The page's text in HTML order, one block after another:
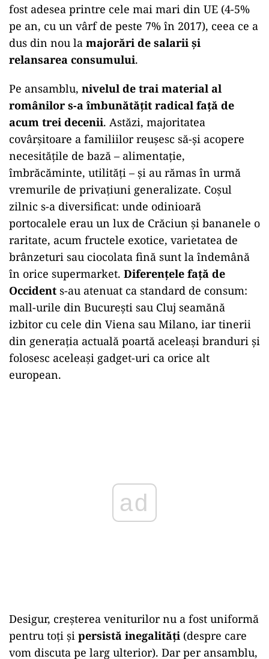
fost adesea printre cele mai mari din UE (4-5%
pe an, cu un vârf de peste 7% în 2017), ceea ce a
dus din nou la majorări de salarii și
relansarea consumului.
Pe ansamblu, nivelul de trai material al
românilor s-a îmbunătățit radical față de
acum trei decenii. Astăzi, majoritatea
covârșitoare a familiilor reușesc să-și acopere
necesitățile de bază – alimentație,
îmbrăcăminte, utilități – și au rămas în urmă
vremurile de privațiuni generalizate. Coșul
zilnic s-a diversificat: unde odinioară
portocalele erau un lux de Crăciun și bananele o
raritate, acum fructele exotice, varietatea de
brânzeturi sau ciocolata fină sunt la îndemână
în orice supermarket. Diferențele față de
Occident s-au atenuat ca standard de consum:
mall-urile din București sau Cluj seamănă
izbitor cu cele din Viena sau Milano, iar tinerii
din generația actuală poartă aceleași branduri și
folosesc aceleași gadget-uri ca orice alt
european.
ad
Desigur, creșterea veniturilor nu a fost uniformă
pentru toți și persistă inegalități (despre care
vom discuta pe larg ulterior). Dar per ansamblu,